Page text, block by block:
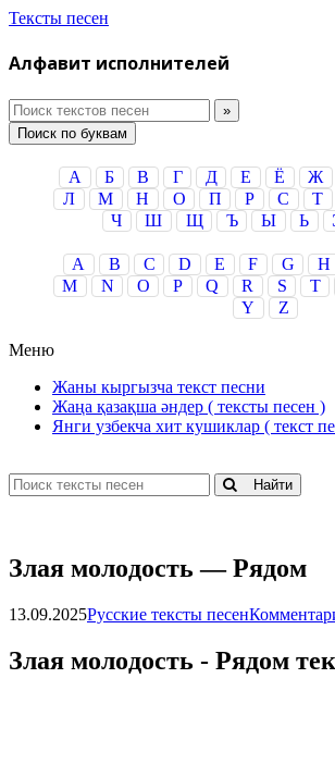
Тексты песен
Алфавит исполнителей
Поиск по буквам
А Б В Г Д Е Ё Ж
Л
М Н О П Р С Т
Ч
Ш Щ Ъ Ы Ь
A B C D E F G H
M
N O P Q R S T
Y
Z
Меню
Жаны кыргызча текст песни
Жаңа қазақша әндер ( тексты песен )
Янги узбекча хит кушиклар ( текст
Найти
Злaя мoлoдocть — Pядoм
13.09.2025Русские тексты песен
Злaя мoлoдocть - Pядoм